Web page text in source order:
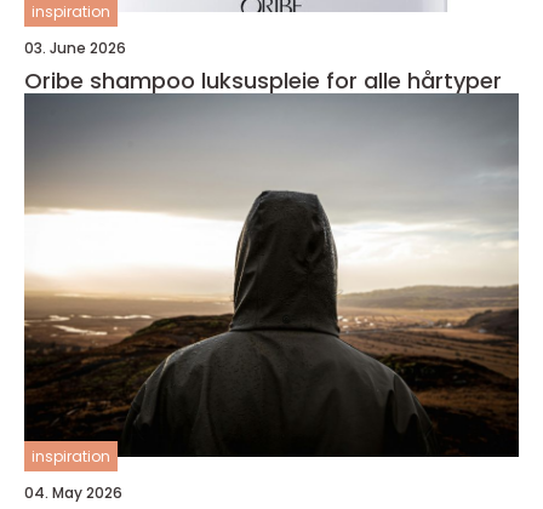
inspiration
03. June 2026
Oribe shampoo luksuspleie for alle hårtyper
inspiration
04. May 2026